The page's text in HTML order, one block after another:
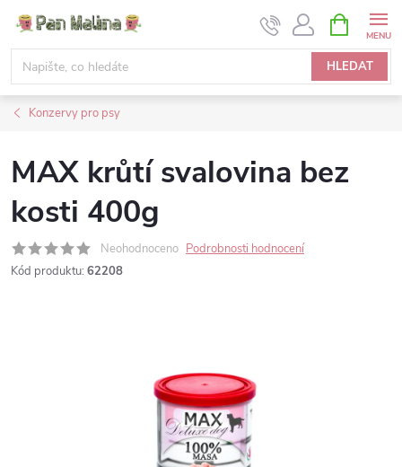
Přejít
obsah
HLEDAT
NÁKUPNÍ
KOŠÍK
Konzervy pro psy
MAX krůtí svalovina bez
kosti 400g
Neohodnoceno Podrobnosti hodnocení
Kód produktu: 62208